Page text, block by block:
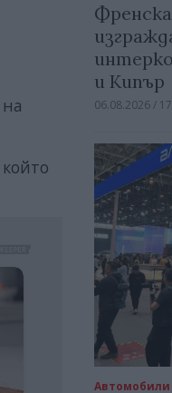
и Кипър
06.08.2026 /
Автомобили